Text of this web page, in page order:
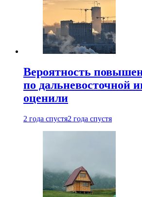
Вероятность
по дальневосточной
оценили
2 года спустя2 года спустя